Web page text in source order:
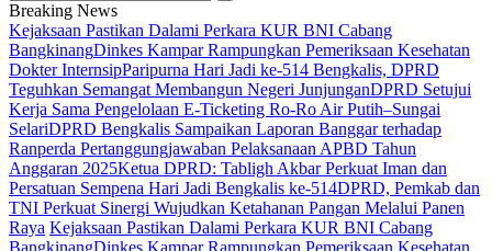
Breaking News
Kejaksaan Pastikan Dalami Perkara KUR BNI Cabang
BangkinangDinkes Kampar Rampungkan Pemeriksaan Kesehatan
Dokter InternsipParipurna Hari Jadi ke-514 Bengkalis, DPRD
Teguhkan Semangat Membangun Negeri JunjunganDPRD Setujui
Kerja Sama Pengelolaan E-Ticketing Ro-Ro Air Putih–Sungai
SelariDPRD Bengkalis Sampaikan Laporan Banggar terhadap
Ranperda Pertanggungjawaban Pelaksanaan APBD Tahun
Anggaran 2025Ketua DPRD: Tabligh Akbar Perkuat Iman dan
Persatuan Sempena Hari Jadi Bengkalis ke-514DPRD, Pemkab dan
TNI Perkuat Sinergi Wujudkan Ketahanan Pangan Melalui Panen
Raya Kejaksaan Pastikan Dalami Perkara KUR BNI Cabang
BangkinangDinkes Kampar Rampungkan Pemeriksaan Kesehatan